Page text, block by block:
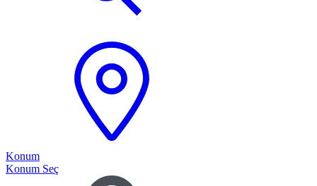
Konum
Konum Seç